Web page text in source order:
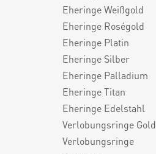
Eheringe Weißgold
Eheringe Roségold
Eheringe Platin
Eheringe Silber
Eheringe Palladium
Eheringe Titan
Eheringe Edelstahl
Verlobungsringe Gold
Verlobungsringe